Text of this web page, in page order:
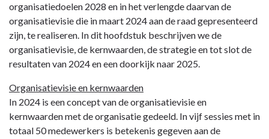
Paragraaf
Bedrijfsvoering
bestuursopdracht
organisatiedoelen 2028 en in het verlengde daarvan de
organisatievisie die in maart 2024 aan de raad gepresenteerd
zijn, te realiseren. In dit hoofdstuk beschrijven we de
organisatievisie, de kernwaarden, de strategie en tot slot de
resultaten van 2024 en een doorkijk naar 2025.
Organisatievisie en kernwaarden
In 2024 is een concept van de organisatievisie en
kernwaarden met de organisatie gedeeld. In vijf sessies met in
totaal 50 medewerkers is betekenis gegeven aan de